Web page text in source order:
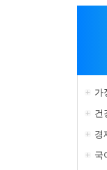
가
건
경
국